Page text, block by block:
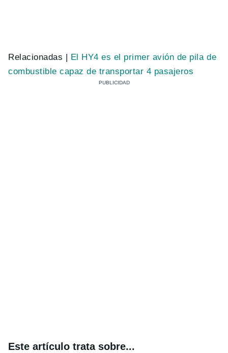
Relacionadas | El HY4 es el primer avión de pila de
combustible capaz de transportar 4 pasajeros
Este artículo trata sobre...